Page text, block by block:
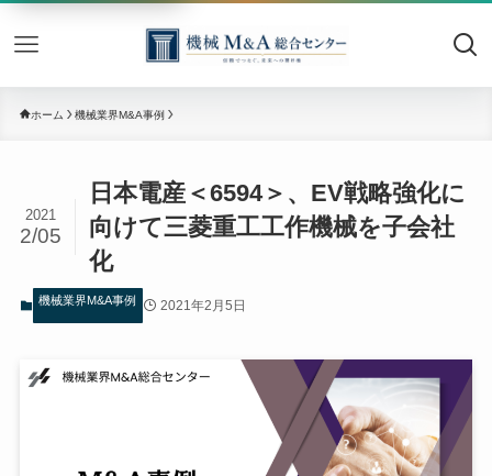
機械
ホーム 機械業界M&A事例
日本電産＜6594＞、EV戦略強化に
向けて三菱重工工作機械を子会社
化
2021
2/05
機械業界M&A事例 2021年2月5日